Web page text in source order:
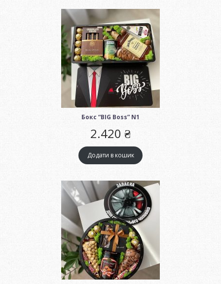
Бокс “BIG Boss” N1
2.420 ₴
Додати в кошик